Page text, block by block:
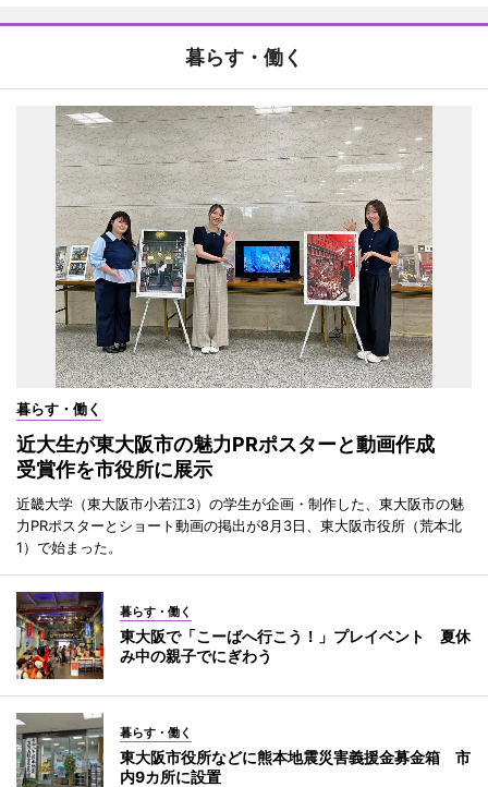
暮らす・働く
暮らす・働く
近大生が東大阪市の魅力PRポスターと動画作成
受賞作を市役所に展示
近畿大学（東大阪市小若江3）の学生が企画・制作した、東大阪市の魅
力PRポスターとショート動画の掲出が8月3日、東大阪市役所（荒本北
1）で始まった。
暮らす・働く
東大阪で「こーばへ行こう！」プレイベント 夏休
み中の親子でにぎわう
暮らす・働く
東大阪市役所などに熊本地震災害義援金募金箱 市
内9カ所に設置